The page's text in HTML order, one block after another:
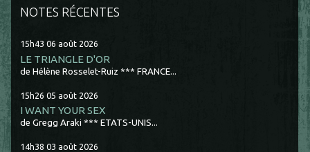
NOTES RÉCENTES
15h43 06 août 2026
LE TRIANGLE D'OR
de Hélène Rosselet-Ruiz *** FRANCE...
15h26 05 août 2026
I WANT YOUR SEX
de Gregg Araki *** ETATS-UNIS...
14h38 03 août 2026